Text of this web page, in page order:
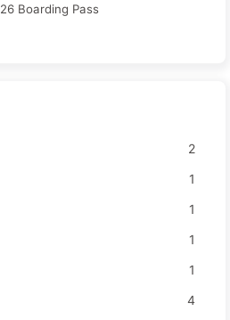
Boarding Pass
2
1
1
1
1
4